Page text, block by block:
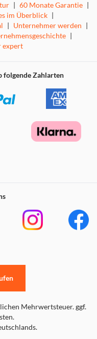
| 60 Monate Garantie |
im Überblick |
| Unternehmer werden |
|
expert
folgende Zahlarten
Mehrwertsteuer. ggf.